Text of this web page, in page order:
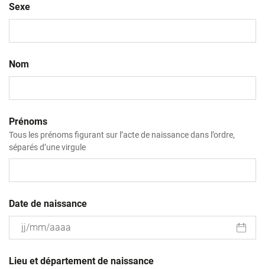
Sexe
Nom
Prénoms
Tous les prénoms figurant sur l’acte de naissance dans l’ordre,
séparés d’une virgule
Date de naissance
slash
Lieu et département de naissance